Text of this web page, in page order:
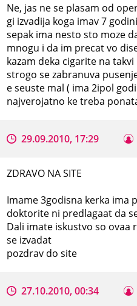
Ne, jas ne se plasam od
gi izvadija koga imav 7
sepak ima nesto sto moze
mnogu i da im precat vo
kazam deka cigarite na
strogo se zabranuva
e seuste mal ( ima 2ipol
najverojatno ke treba
29.09.2010, 17:29
ZDRAVO NA SITE
Imame 3godisna kerka ima
doktorite ni predlagaat da
Dali imate iskustvo so ovaa
se izvadat
pozdrav do site
27.10.2010, 00:34